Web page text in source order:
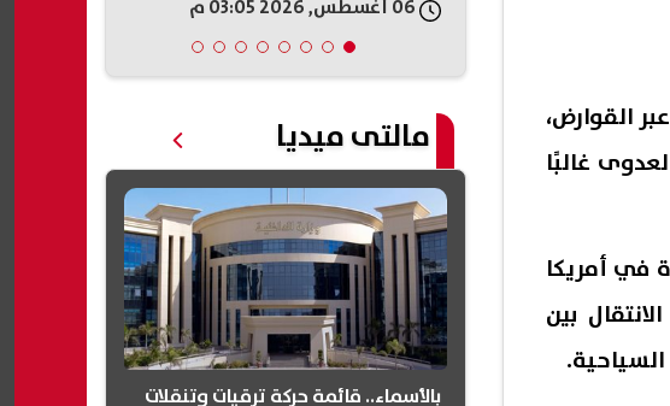
القوارض،
غالبًا
في أمريكا
بين
مالتى ميديا
بالأسماء.. قائمة حركة ترقيات وتنقلات